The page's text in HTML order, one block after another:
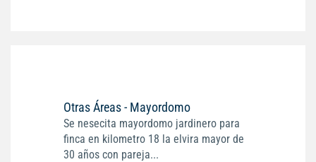
Otras Áreas - Mayordomo
Se nesecita mayordomo jardinero para
finca en kilometro 18 la elvira mayor de
30 años con pareja...